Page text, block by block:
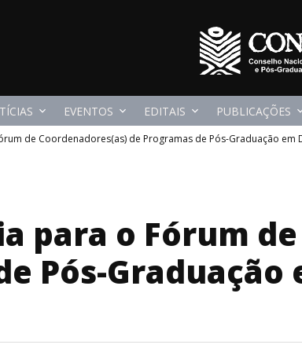
EVENTOS EDITAIS PUBLICAÇÕES
de Coordenadores(as) de Programas de Pós-Graduação em
para o Fórum
Pós-